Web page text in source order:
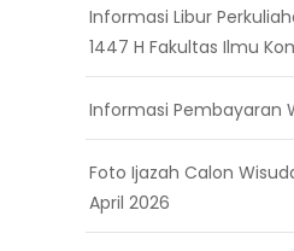
Informasi Libur
1447 H Fakultas Ilmu
Informasi Pembayaran
Foto Ijazah Calon
April 2026